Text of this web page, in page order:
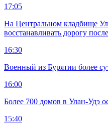
17:05
На Центральном кладбище
восстанавливать дорогу
16:30
Военный из Бурятии более
16:00
Более 700 домов в Улан-Удэ
15:40